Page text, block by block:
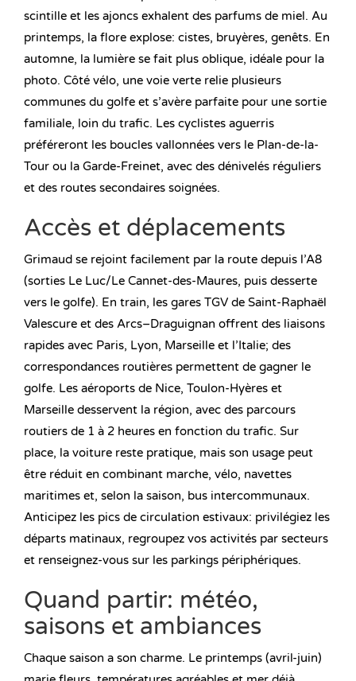
scintille et les ajoncs exhalent des parfums de miel. Au
printemps, la flore explose: cistes, bruyères, genêts. En
automne, la lumière se fait plus oblique, idéale pour la
photo. Côté vélo, une voie verte relie plusieurs
communes du golfe et s’avère parfaite pour une sortie
familiale, loin du trafic. Les cyclistes aguerris
préféreront les boucles vallonnées vers le Plan-de-la-
Tour ou la Garde-Freinet, avec des dénivelés réguliers
et des routes secondaires soignées.
Accès et déplacements
Grimaud se rejoint facilement par la route depuis l’A8
(sorties Le Luc/Le Cannet-des-Maures, puis desserte
vers le golfe). En train, les gares TGV de Saint-Raphaël
Valescure et des Arcs–Draguignan offrent des liaisons
rapides avec Paris, Lyon, Marseille et l’Italie; des
correspondances routières permettent de gagner le
golfe. Les aéroports de Nice, Toulon-Hyères et
Marseille desservent la région, avec des parcours
routiers de 1 à 2 heures en fonction du trafic. Sur
place, la voiture reste pratique, mais son usage peut
être réduit en combinant marche, vélo, navettes
maritimes et, selon la saison, bus intercommunaux.
Anticipez les pics de circulation estivaux: privilégiez les
départs matinaux, regroupez vos activités par secteurs
et renseignez-vous sur les parkings périphériques.
Quand partir: météo,
saisons et ambiances
Chaque saison a son charme. Le printemps (avril-juin)